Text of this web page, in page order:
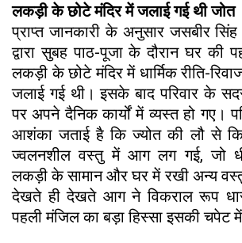
लकड़ी के छोटे मंदिर में जलाई गई थी जोत
प्राप्त जानकारी के अनुसार जसबीर
द्वारा सुबह पाठ-पूजा के दौरान घर की
लकड़ी के छोटे मंदिर में धार्मिक रीति-
जलाई गई थी। इसके बाद परिवार के
पर अपने दैनिक कार्यों में व्यस्त हो गए।
आशंका जताई है कि ज्योत की लौ से
ज्वलनशील वस्तु में आग लग गई, जो
लकड़ी के सामान और घर में रखी अन्य
देखते ही देखते आग ने विकराल रूप
पहली मंजिल का बड़ा हिस्सा इसकी चपेट